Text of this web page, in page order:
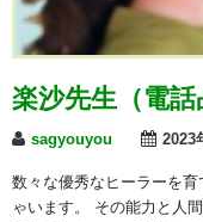
楽沙先生（電話
sagyouyou 2023
数々な優秀なヒーラーを
ゃいます。 その能力と人